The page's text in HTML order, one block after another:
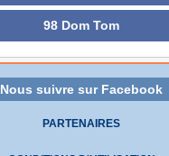
98 Dom Tom
Nous suivre sur Facebook
PARTENAIRES